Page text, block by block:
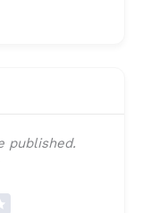
published.